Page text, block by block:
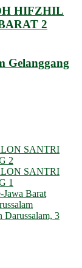
HIFZHIL
2
Gelanggang
SANTRI
2
SANTRI
1
Jawa Barat
Darussalam, 3